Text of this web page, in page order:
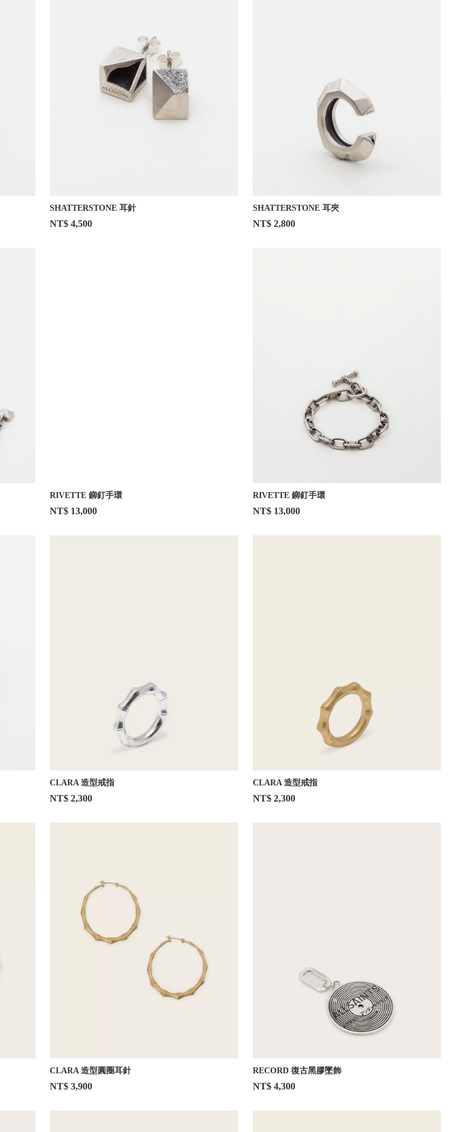
SHATTERSTONE 耳針
NT$ 4,500
SHATTERSTONE 耳夾
NT$ 2,800
RIVETTE 鉚釘手環
NT$ 13,000
RIVETTE 鉚釘手環
NT$ 13,000
CLARA 造型戒指
NT$ 2,300
CLARA 造型戒指
NT$ 2,300
CLARA 造型圓圈耳針
NT$ 3,900
RECORD 復古黑膠墜飾
NT$ 4,300